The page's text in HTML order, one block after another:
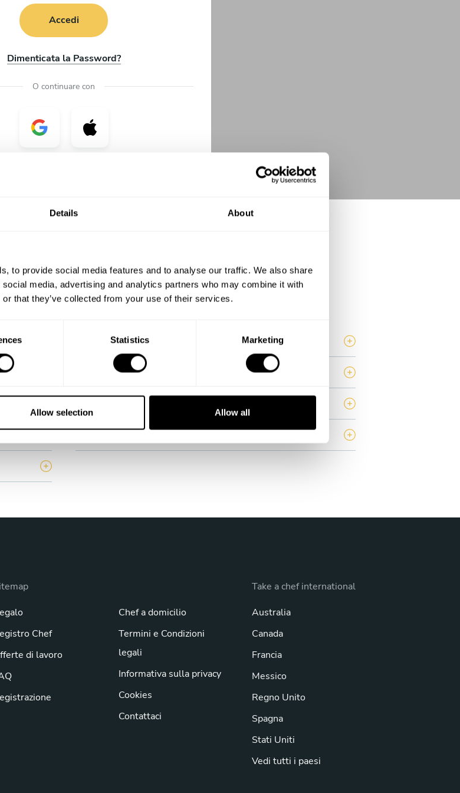
Details About
to provide social media features and to analyse our traffic. We also share
media, advertising and analytics partners who may combine it with
that they’ve collected from your use of their services.
Statistics Marketing
Allow selection Allow all
Accedi
Dimenticata la Password?
O continuare con
per dubbi al tuo tavolo da pranzo.
In base a quali criteri dovrei scegliere lo chef?
Posso contattare lo chef prima di fare una prenotazione?
Come funzionano le opinioni?
Chef
di lavoro
Chef a domicilio
Termini e Condizioni
legali
Informativa sulla privacy
Cookies
Contattaci
Take a chef international
Australia
Canada
Francia
Messico
Regno Unito
Spagna
Stati Uniti
Vedi tutti i paesi